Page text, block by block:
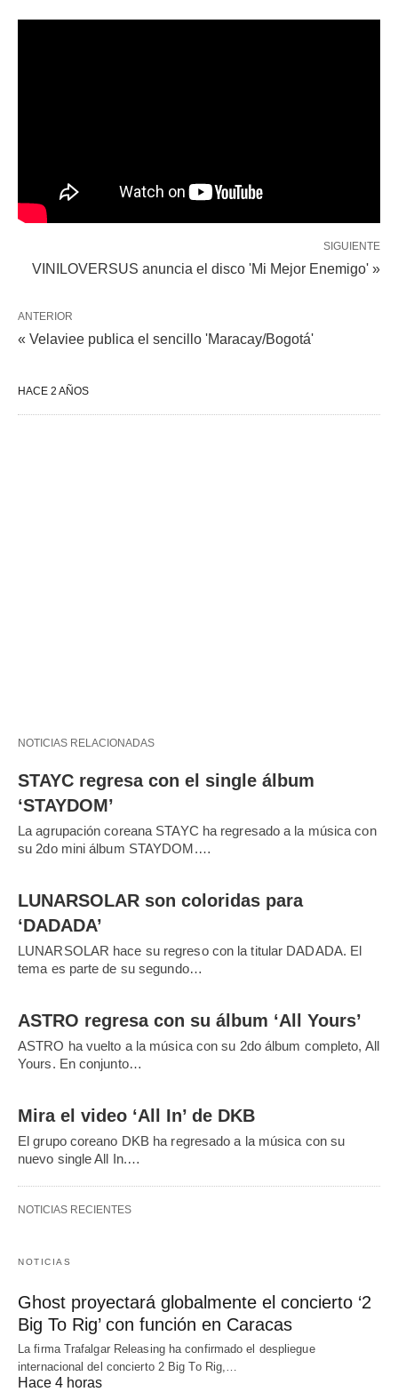
SIGUIENTE
VINILOVERSUS anuncia el disco 'Mi Mejor Enemigo' »
ANTERIOR
« Velaviee publica el sencillo 'Maracay/Bogotá'
HACE 2 AÑOS
NOTICIAS RELACIONADAS
STAYC regresa con el single álbum
‘STAYDOM’
La agrupación coreana STAYC ha regresado a la música con
su 2do mini álbum STAYDOM.…
LUNARSOLAR son coloridas para
‘DADADA’
LUNARSOLAR hace su regreso con la titular DADADA. El
tema es parte de su segundo…
ASTRO regresa con su álbum ‘All Yours’
ASTRO ha vuelto a la música con su 2do álbum completo, All
Yours. En conjunto…
Mira el video ‘All In’ de DKB
El grupo coreano DKB ha regresado a la música con su
nuevo single All In.…
NOTICIAS RECIENTES
NOTICIAS
Ghost proyectará globalmente el concierto ‘2
Big To Rig’ con función en Caracas
La firma Trafalgar Releasing ha confirmado el despliegue
internacional del concierto 2 Big To Rig,…
Hace 4 horas